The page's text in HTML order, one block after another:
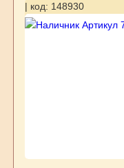
| код: 148930